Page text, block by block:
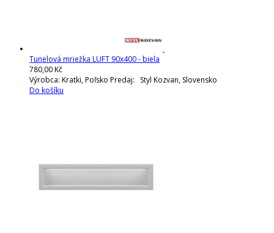
Tunelová mriežka LUFT 90x400 - biela
780,00 Kč
Výrobca: Kratki, Poľsko Predaj: Styl Kozvan, Slovensko
Do košíku